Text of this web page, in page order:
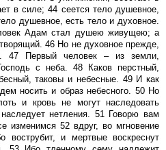
в силе; 44 сеется тело душевное,
душевное, есть тело и духовное.
Адам стал душею живущею; а
46 Но не духовное прежде,
47 Первый человек – из земли,
с неба. 48 Каков перстный,
таковы и небесные. 49 И как
носить и образ небесного. 50 Но
и кровь не могут наследовать
нетления. 51 Говорю вам
изменимся 52 вдруг, во мгновение
вострубит, и мертвые воскреснут